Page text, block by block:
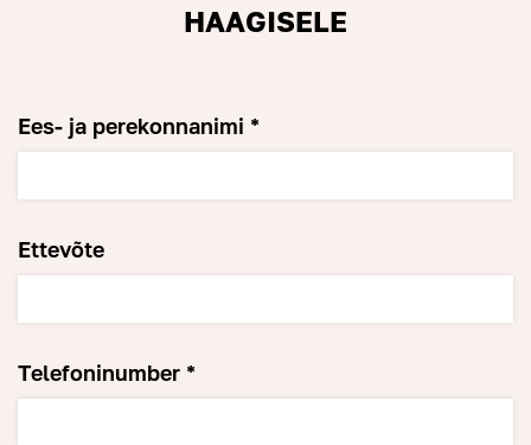
HAAGISELE
Ees- ja perekonnanimi *
Ettevõte
Telefoninumber *